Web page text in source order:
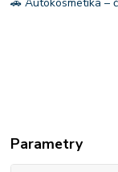
🚗 Autokosmetika –
Parametry